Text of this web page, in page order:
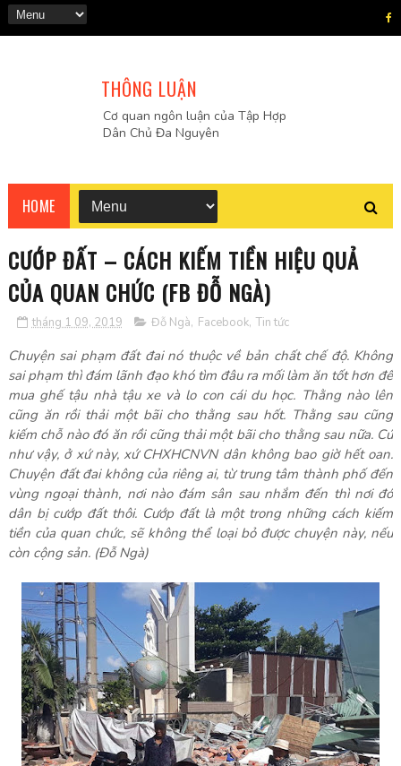
THÔNG LUẬN
Cơ quan ngôn luận của Tập Hợp
Dân Chủ Đa Nguyên
HOME
CƯỚP ĐẤT – CÁCH KIẾM TIỀN HIỆU QUẢ
CỦA QUAN CHỨC (FB ĐỖ NGÀ)
tháng 1 09, 2019 Đỗ Ngà, Facebook, Tin tức
Chuyện sai phạm đất đai nó thuộc về bản chất chế độ. Không
sai phạm thì đám lãnh đạo khó tìm đâu ra mối làm ăn tốt hơn để
mua ghế tậu nhà tậu xe và lo con cái du học. Thằng nào lên
cũng ăn rồi thải một bãi cho thằng sau hốt. Thằng sau cũng
kiếm chỗ nào đó ăn rồi cũng thải một bãi cho thằng sau nữa. Cứ
như vậy, ở xứ này, xứ CHXHCNVN dân không bao giờ hết oan.
Chuyện đất đai không của riêng ai, từ trung tâm thành phố đến
vùng ngoại thành, nơi nào đám sân sau nhắm đến thì nơi đó
dân bị cướp đất thôi. Cướp đất là một trong những cách kiếm
tiền của quan chức, sẽ không thể loại bỏ được chuyện này, nếu
còn cộng sản. (Đỗ Ngà)